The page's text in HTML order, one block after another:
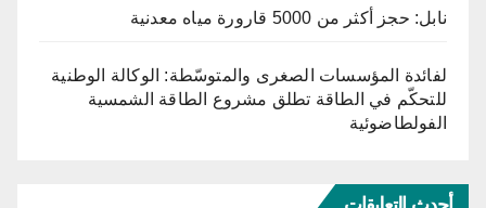
نابل: حجز أكثر من 5000 قارورة مياه معدنية
لفائدة المؤسسات الصغرى والمتوسّطة: الوكالة الوطنية
للتحكّم في الطاقة تطلق مشروع الطاقة الشمسية
الفولطاضوئية